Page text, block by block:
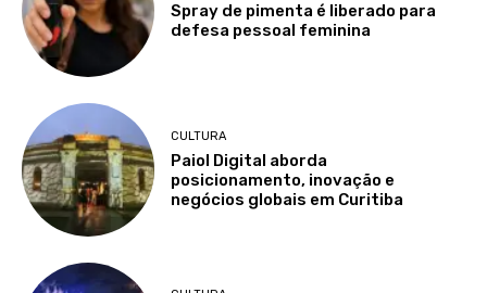
Spray de pimenta é liberado para
defesa pessoal feminina
CULTURA
Paiol Digital aborda
posicionamento, inovação e
negócios globais em Curitiba